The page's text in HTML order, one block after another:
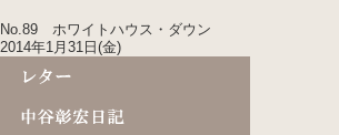
No.89 ホワイトハウス・ダウン
2014年1月31日(金)